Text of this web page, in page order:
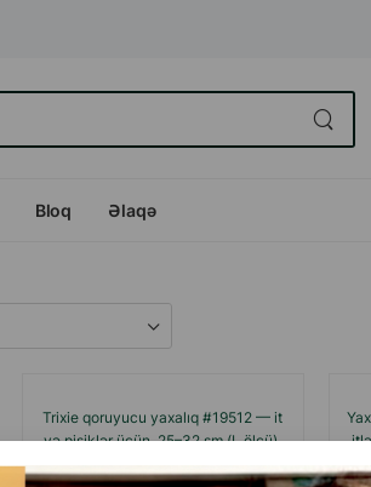
Bloq Əlaqə
Trixie qoruyucu yaxalıq #19512 — it
və pişiklər üçün, 25–32 sm (L ölçü).